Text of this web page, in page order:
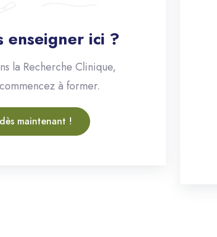
enseigner ici ?
la Recherche Clinique,
à former.
maintenant !